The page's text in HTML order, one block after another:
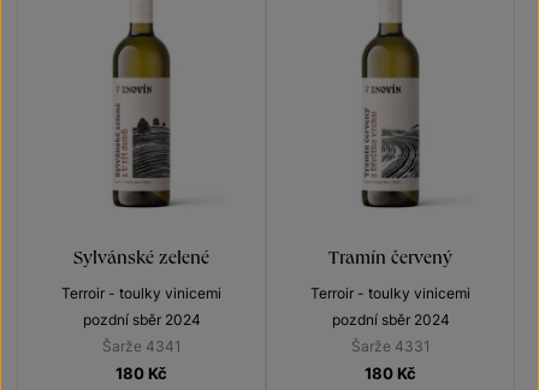
Sylvánské zelené
Terroir - toulky vinicemi
pozdní sběr 2024
Šarže 4341
180 Kč
Tramín červený
Terroir - toulky vinicemi
pozdní sběr 2024
Šarže 4331
180 Kč